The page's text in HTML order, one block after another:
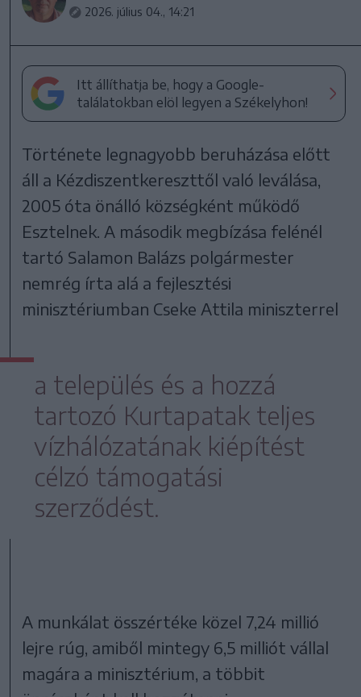
2026. július 04., 14:21
Itt állíthatja be, hogy a Google-
találatokban elöl legyen a Székelyhon!
Története legnagyobb beruházása előtt
áll a Kézdiszentkereszttől való leválása,
2005 óta önálló községként működő
Esztelnek. A második megbízása felénél
tartó Salamon Balázs polgármester
nemrég írta alá a fejlesztési
minisztériumban Cseke Attila miniszterrel
a település és a hozzá
tartozó Kurtapatak teljes
vízhálózatának kiépítést
célzó támogatási
szerződést.
A munkálat összértéke közel 7,24 millió
lejre rúg, amiből mintegy 6,5 milliót vállal
magára a minisztérium, a többit